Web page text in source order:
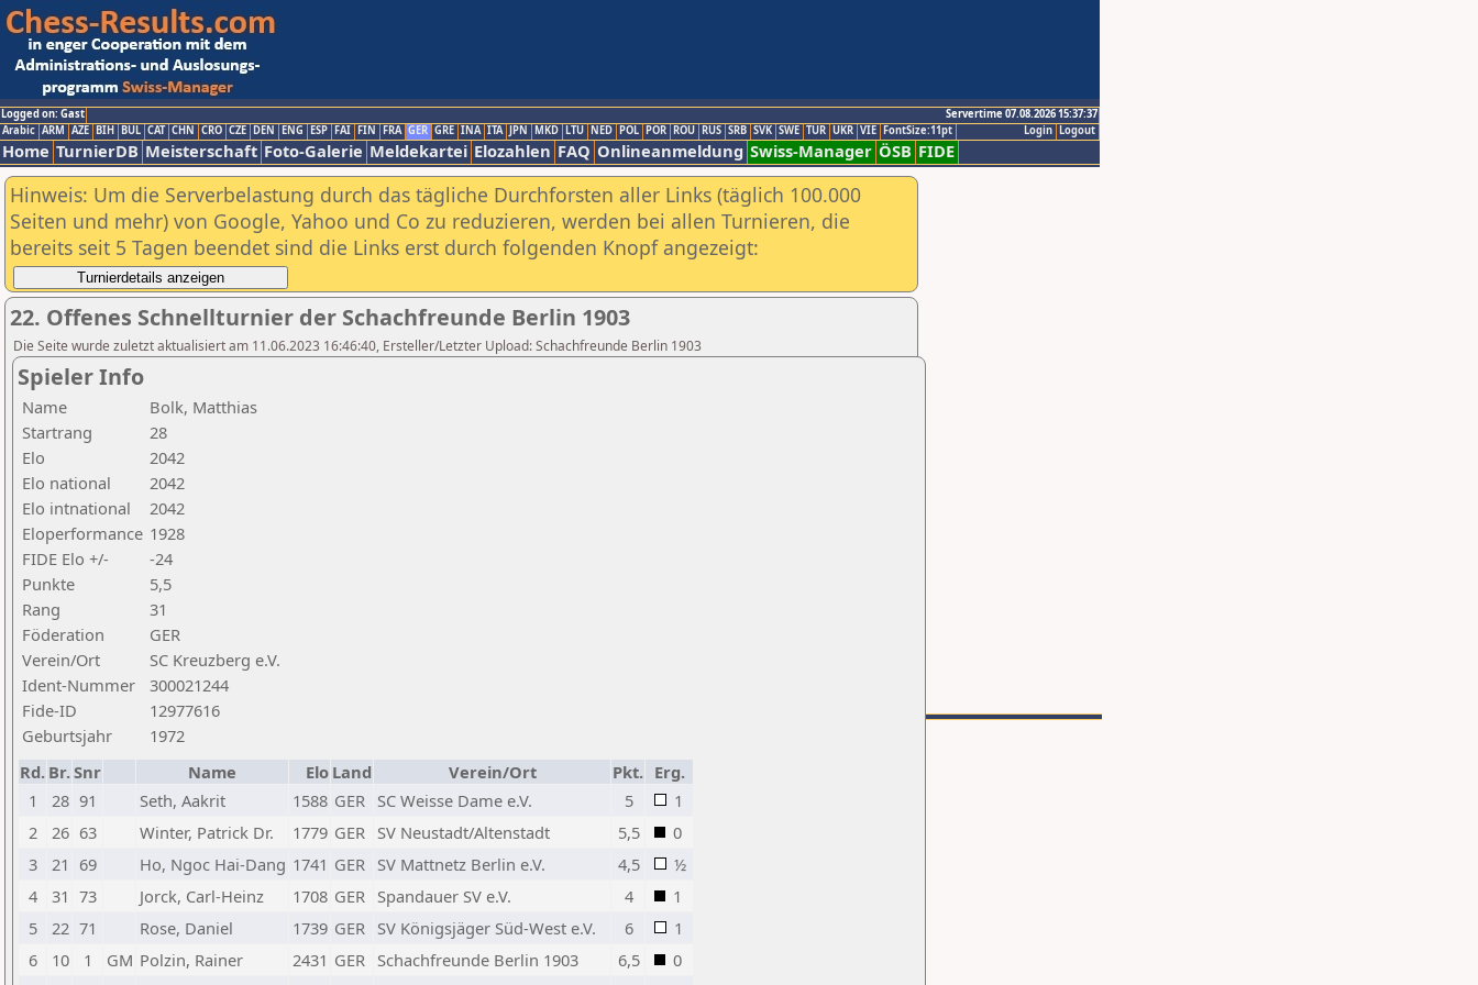
Logged on: Gast
Servertime 07.08.2026 15:37:37
Logout
Login
Arabic ARM AZE BIH BUL CAT CHN CRO CZE DEN ENG ESP FAI FIN FRA GER GRE INA ITA JPN MKD LTU NED POL POR ROU RUS SRB SVK SWE TUR UKR VIE FontSize:11pt
Home TurnierDB Meisterschaft Foto-Galerie Meldekartei Elozahlen FAQ Onlineanmeldung Swiss-Manager ÖSB FIDE
Hinweis: Um die Serverbelastung durch das tägliche Durchforsten aller Links (täglich 100.000
Seiten und mehr) von Google, Yahoo und Co zu reduzieren, werden bei allen Turnieren, die
bereits seit 5 Tagen beendet sind die Links erst durch folgenden Knopf angezeigt:
22. Offenes Schnellturnier der Schachfreunde Berlin 1903
Die Seite wurde zuletzt aktualisiert am 11.06.2023 16:46:40, Ersteller/Letzter Upload: Schachfreunde Berlin 1903
Spieler Info
Name
Bolk, Matthias
Startrang
28
Elo
2042
Elo national
2042
Elo intnational
2042
Eloperformance 1928
FIDE Elo +/-
-24
Punkte
5,5
Rang
31
Föderation
GER
Verein/Ort
SC Kreuzberg e.V.
Ident-Nummer
300021244
Fide-ID
12977616
Geburtsjahr
1972
Rd. Br.Snr Name Elo Land Verein/Ort Pkt. Erg.
1
28 91 Seth, Aakrit 1588 GER SC Weisse Dame e.V. 5
1
2
26 63 Winter, Patrick Dr. 1779 GER SV Neustadt/Altenstadt 5,5
0
3
21 69 Ho, Ngoc Hai-Dang 1741 GER SV Mattnetz Berlin e.V. 4,5
½
4
31 73 Jorck, Carl-Heinz 1708 GER Spandauer SV e.V. 4
1
5
22 71 Rose, Daniel 1739 GER SV Königsjäger Süd-West e.V. 6
1
6
10 1 GM Polzin, Rainer 2431 GER Schachfreunde Berlin 1903 6,5
0